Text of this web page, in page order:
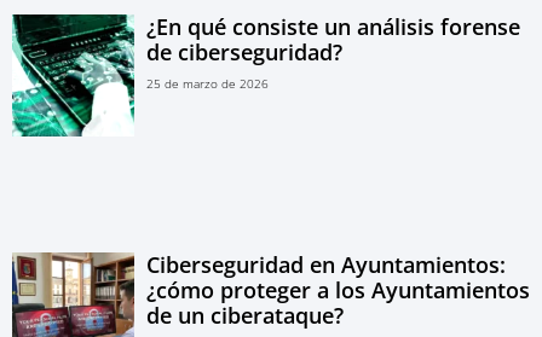
¿En qué consiste un análisis forense
de ciberseguridad?
25 de marzo de 2026
Ciberseguridad en Ayuntamientos:
¿cómo proteger a los Ayuntamientos
de un ciberataque?